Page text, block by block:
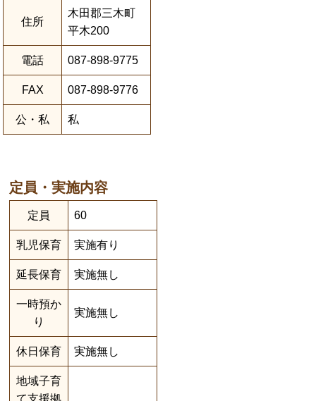
住所
木田郡三木町
平木200
電話 087-898-9775
FAX 087-898-9776
公・私 私
定員・実施内容
定員 60
乳児保育 実施有り
延長保育 実施無し
一時預か
り
実施無し
休日保育 実施無し
地域子育
て支援拠